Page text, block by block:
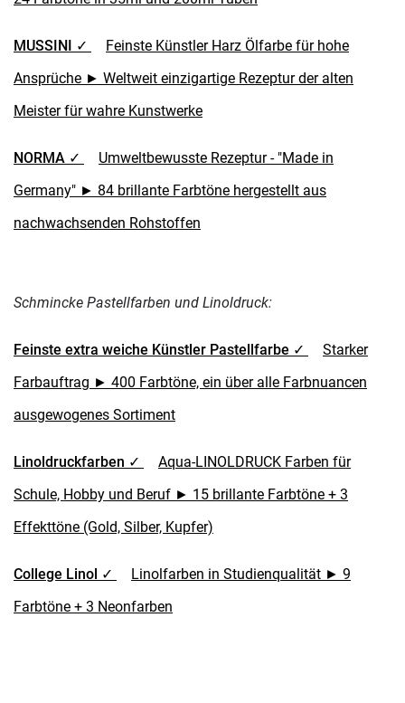
MUSSINI ✓
Feinste Künstler Harz Ölfarbe für hohe
Ansprüche ► Weltweit einzigartige Rezeptur der alten
Meister für wahre Kunstwerke
NORMA ✓
Umweltbewusste Rezeptur - "Made in
Germany" ► 84 brillante Farbtöne hergestellt aus
nachwachsenden Rohstoffen
Schmincke Pastellfarben und Linoldruck:
Feinste extra weiche Künstler Pastellfarbe ✓
Starker
Farbauftrag ► 400 Farbtöne, ein über alle Farbnuancen
ausgewogenes Sortiment
Linoldruckfarben ✓
Aqua-LINOLDRUCK Farben für
Schule, Hobby und Beruf ► 15 brillante Farbtöne + 3
Effekttöne (Gold, Silber, Kupfer)
College Linol ✓
Linolfarben in Studienqualität ► 9
Farbtöne + 3 Neonfarben